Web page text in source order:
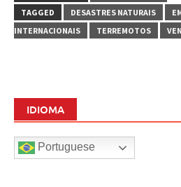
TAGGED
DESASTRES NATURAIS
INTERNACIONAIS
TERREMOTOS
IDIOMA
Portuguese